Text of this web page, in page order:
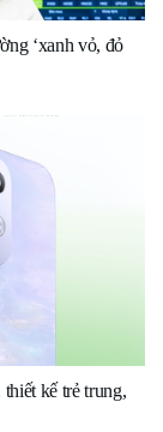
‘xanh vỏ, đỏ
kế trẻ trung,